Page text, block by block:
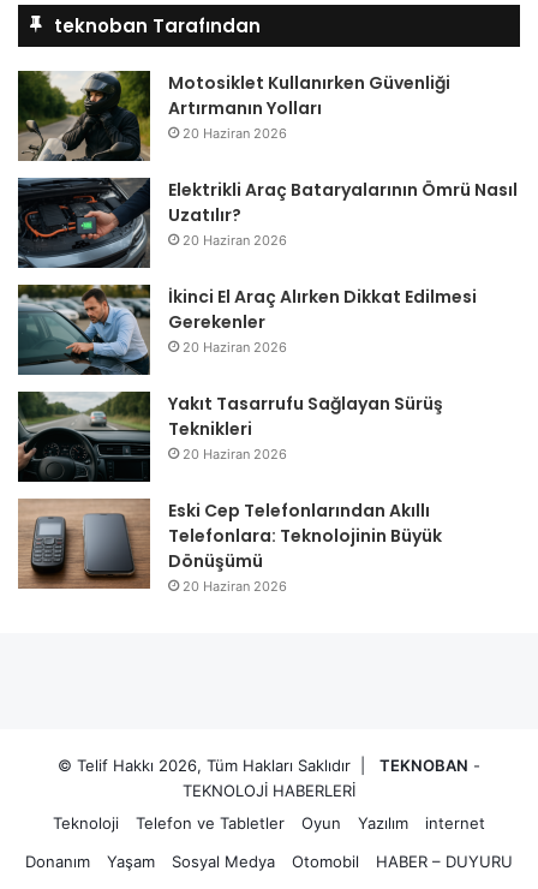
teknoban Tarafından
Motosiklet Kullanırken Güvenliği
Artırmanın Yolları
20 Haziran 2026
Elektrikli Araç Bataryalarının Ömrü Nasıl
Uzatılır?
20 Haziran 2026
İkinci El Araç Alırken Dikkat Edilmesi
Gerekenler
20 Haziran 2026
Yakıt Tasarrufu Sağlayan Sürüş
Teknikleri
20 Haziran 2026
Eski Cep Telefonlarından Akıllı
Telefonlara: Teknolojinin Büyük
Dönüşümü
20 Haziran 2026
© Telif Hakkı 2026, Tüm Hakları Saklıdır | TEKNOBAN -
TEKNOLOJİ HABERLERİ
Teknoloji
Telefon ve Tabletler Oyun Yazılım
internet
Donanım
Yaşam Sosyal Medya Otomobil HABER – DUYURU